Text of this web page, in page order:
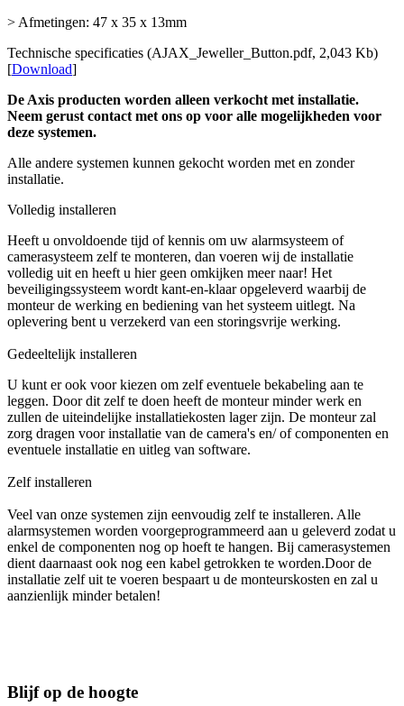
> Afmetingen: 47 x 35 x 13mm
Technische specificaties (AJAX_Jeweller_Button.pdf, 2,043 Kb)
[Download]
De Axis producten worden alleen verkocht met installatie.
Neem gerust contact met ons op voor alle mogelijkheden voor
deze systemen.
Alle andere systemen kunnen gekocht worden met en zonder
installatie.
Volledig installeren
Heeft u onvoldoende tijd of kennis om uw alarmsysteem of
camerasysteem zelf te monteren, dan voeren wij de installatie
volledig uit en heeft u hier geen omkijken meer naar! Het
beveiligingssysteem wordt kant-en-klaar opgeleverd waarbij de
monteur de werking en bediening van het systeem uitlegt. Na
oplevering bent u verzekerd van een storingsvrije werking.
Gedeeltelijk installeren
U kunt er ook voor kiezen om zelf eventuele bekabeling aan te
leggen. Door dit zelf te doen heeft de monteur minder werk en
zullen de uiteindelijke installatiekosten lager zijn. De monteur zal
zorg dragen voor installatie van de camera's en/ of componenten en
eventuele installatie en uitleg van software.
Zelf installeren
Veel van onze systemen zijn eenvoudig zelf te installeren. Alle
alarmsystemen worden voorgeprogrammeerd aan u geleverd zodat u
enkel de componenten nog op hoeft te hangen. Bij camerasystemen
dient daarnaast ook nog een kabel getrokken te worden.Door de
installatie zelf uit te voeren bespaart u de monteurskosten en zal u
aanzienlijk minder betalen!
Blijf op de hoogte